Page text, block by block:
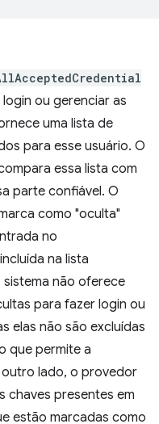
ou gerenciar as
uma lista de
para esse usuário. O
essa lista com
parte confiável. O
como "oculta"
no
na lista
sistema não oferece
para fazer login ou
elas não são excluídas
que permite a
lado, o provedor
chaves presentes em
estão marcadas como